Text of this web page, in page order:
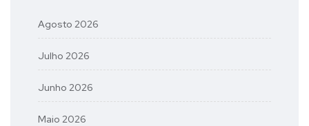
Agosto 2026
Julho 2026
Junho 2026
Maio 2026